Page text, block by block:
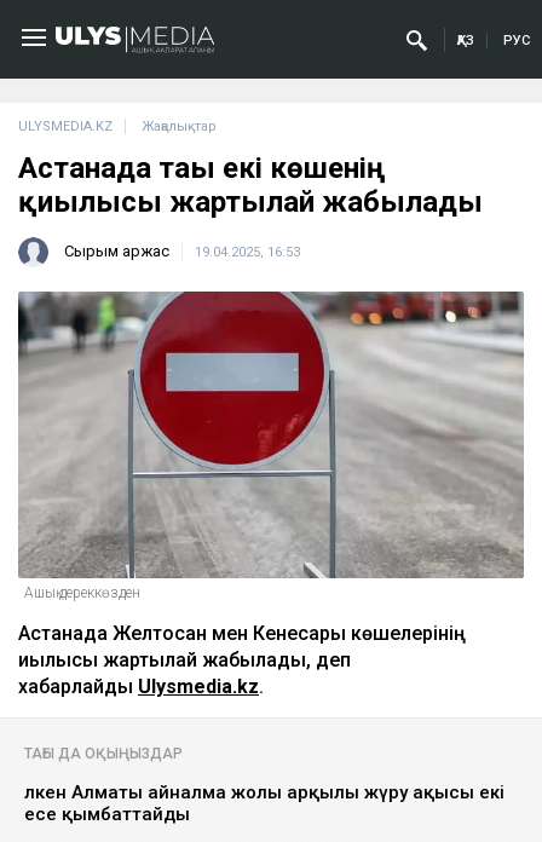
ҚАЗ РУС
ULYSMEDIA.KZ Жаңалықтар
Астанада тағы екі көшенің
қиылысы жартылай жабылады
Сырым Қаржас 19.04.2025, 16:53
Ашық дереккөзден
Астанада Желтоқсан мен Кенесары көшелерінің
қиылысы жартылай жабылады, деп
хабарлайды Ulysmedia.kz.
ТАҒЫ ДА ОҚЫҢЫЗДАР
Үлкен Алматы айналма жолы арқылы жүру ақысы екі
есе қымбаттайды